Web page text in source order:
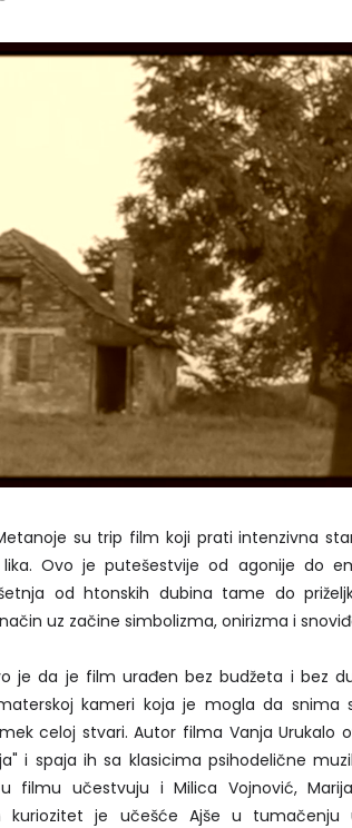
su trip film koji prati intenzivna
Ovo je putešestvije od agonije do
od htonskih dubina tame do
uz začine simbolizma, onirizma i
je da je film urađen bez budžeta i bez
kameri koja je mogla da
celoj stvari. Autor filma Vanja Urukalo
i spaja ih sa klasicima psihodelične
filmu učestvuju i Milica Vojnović,
kuriozitet je učešće Ajše u tumačenju